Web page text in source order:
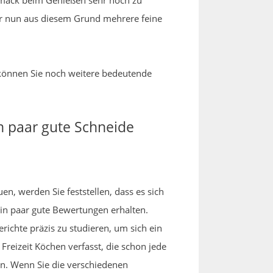
nun aus diesem Grund mehrere feine
Sie noch weitere bedeutende
paar gute Schneide
werden Sie feststellen, dass es sich
paar gute Bewertungen erhalten.
präzis zu studieren, um sich ein
Köchen verfasst, die schon jede
Wenn Sie die verschiedenen